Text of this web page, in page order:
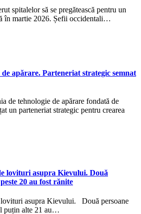
spitalelor să se pregătească pentru un
în martie 2026. Șefii occidentali…
apărare. Parteneriat strategic semnat
de tehnologie de apărare fondată de
un parteneriat strategic pentru crearea
lovituri asupra Kievului. Două
20 au fost rănite
asupra Kievului. Două persoane
puțin alte 21 au…